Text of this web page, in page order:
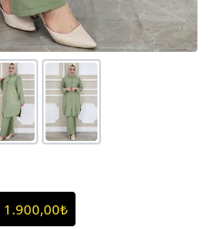
1.900,00₺